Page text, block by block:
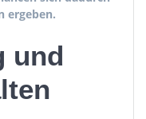
ergeben.
und